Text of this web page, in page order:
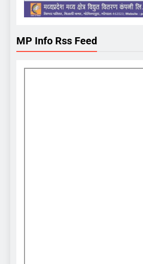
MP Info Rss Feed